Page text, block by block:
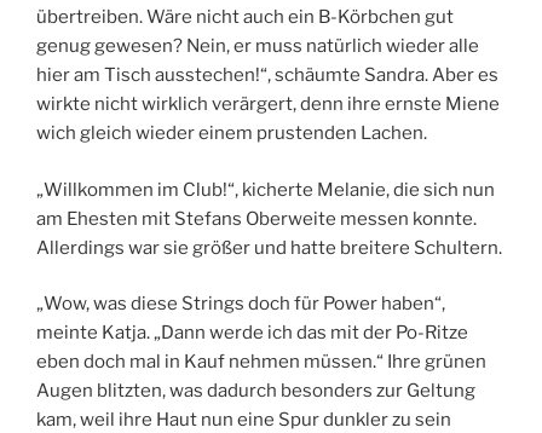
übertreiben. Wäre nicht auch ein B-Körbchen gut
genug gewesen? Nein, er muss natürlich wieder alle
hier am Tisch ausstechen!“, schäumte Sandra. Aber es
wirkte nicht wirklich verärgert, denn ihre ernste Miene
wich gleich wieder einem prustenden Lachen.
„Willkommen im Club!“, kicherte Melanie, die sich nun
am Ehesten mit Stefans Oberweite messen konnte.
Allerdings war sie größer und hatte breitere Schultern.
„Wow, was diese Strings doch für Power haben“,
meinte Katja. „Dann werde ich das mit der Po-Ritze
eben doch mal in Kauf nehmen müssen.“ Ihre grünen
Augen blitzten, was dadurch besonders zur Geltung
kam, weil ihre Haut nun eine Spur dunkler zu sein